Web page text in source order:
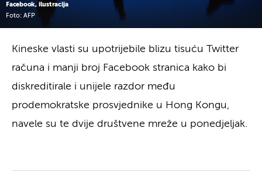
Facebook, ilustracija
Foto: AFP
Kineske vlasti su upotrijebile blizu tisuću Twitter
računa i manji broj Facebook stranica kako bi
diskreditirale i unijele razdor među
prodemokratske prosvjednike u Hong Kongu,
navele su te dvije društvene mreže u ponedjeljak.